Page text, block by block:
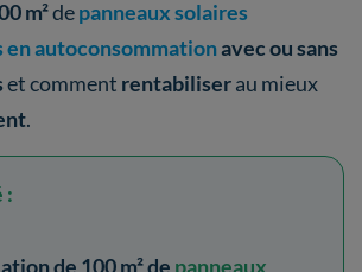
m²depanneaux solaires
en autoconsommationavec ou sans
et comment rentabiliserau mieux
.
:
de 100 m² de panneaux